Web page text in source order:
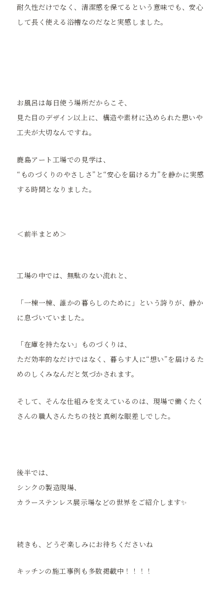
耐久性だけでなく、清潔感を保てるという意味でも、安心
して長く使える浴槽なのだなと実感しました。
お風呂は毎日使う場所だからこそ、
見た目のデザイン以上に、構造や素材に込められた思いや
工夫が大切なんですね。
鹿島アート工場での見学は、
“ものづくりのやさしさ”と“安心を届ける力”を静かに実感
する時間となりました。
＜前半まとめ＞
工場の中では、無駄のない流れと、
「一棟一棟、誰かの暮らしのために」という誇りが、静か
に息づいていました。
「在庫を持たない」ものづくりは、
ただ効率的なだけではなく、暮らす人に“想い”を届けるた
めのしくみなんだと気づかされます。
そして、そんな仕組みを支えているのは、現場で働くたく
さんの職人さんたちの技と真剣な眼差しでした。
後半では、
シンクの製造現場、
カラーステンレス展示場などの世界をご紹介します✨
続きも、どうぞ楽しみにお待ちくださいね
キッチンの施工事例も多数掲載中！！！！